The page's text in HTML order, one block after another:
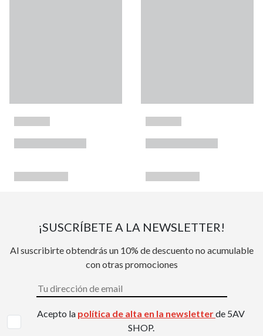
¡SUSCRÍBETE A LA NEWSLETTER!
Al suscribirte obtendrás un 10% de descuento no acumulable
con otras promociones
Acepto la política de alta en la newsletterde 5AV
SHOP.